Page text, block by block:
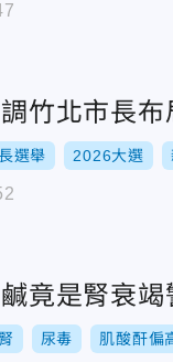
竹北市長
選舉 2026大選
竟是腎衰
尿毒 肌酸酐偏